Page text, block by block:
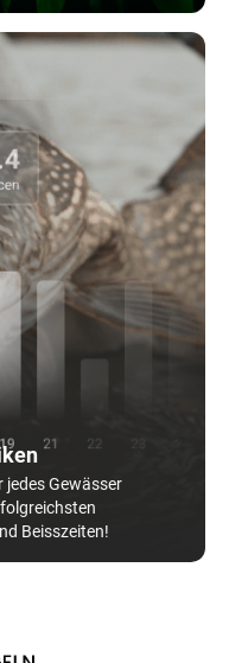
jedes Gewässer
Beisszeiten!